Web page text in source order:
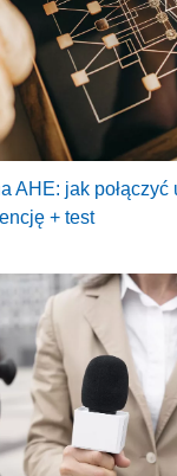
AHE: jak połączyć
+ test